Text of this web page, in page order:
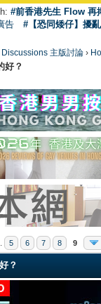
#前香港先生 Flow 再
告
#【恐同矮仔】擾
Discussions 主版討論 ›
好？
5 6 7 8 9
？